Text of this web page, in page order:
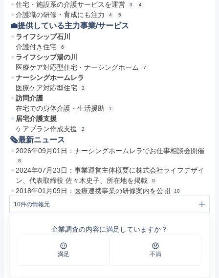
住宅・施設系の介護サービスを運営 3 4
介護職の研修・育成にも注力 4 5
💼提供している主力事業/サービス
ライフシップ石川
介護付き住宅
6
ライフシップ湯の川
医療ケア対応型住宅・ナーシングホーム
7
ナーシングホームレラ
医療ケア対応型住宅
3
訪問介護
在宅での身体介護・生活援助
1
居宅介護支援
ケアプラン作成支援
2
🗞最新ニュース
2026年09月01日：ナーシングホームレラでお仕事相談会開催
8
2024年07月23日：事業運営主体概要に株式会社ライフデザイ
ン、代表取締役 佐々木史子、所在地を掲載
9
2018年01月09日：医療連携事業の研修案内を公開 10
10件の情報元
ナーシングホームレラ
ライフシップ石川（施設一覧）
企業調査の内容に満足していますか？
満足 不満